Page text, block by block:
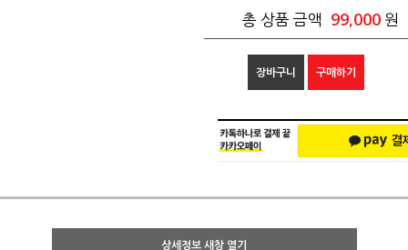
총 상품 금액 99,000 원
장바구니 구매하기
상세정보 새창 열기